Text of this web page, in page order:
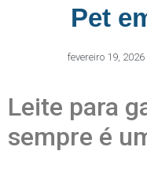
Pet
fevereiro 19, 2026
Leite para
sempre é